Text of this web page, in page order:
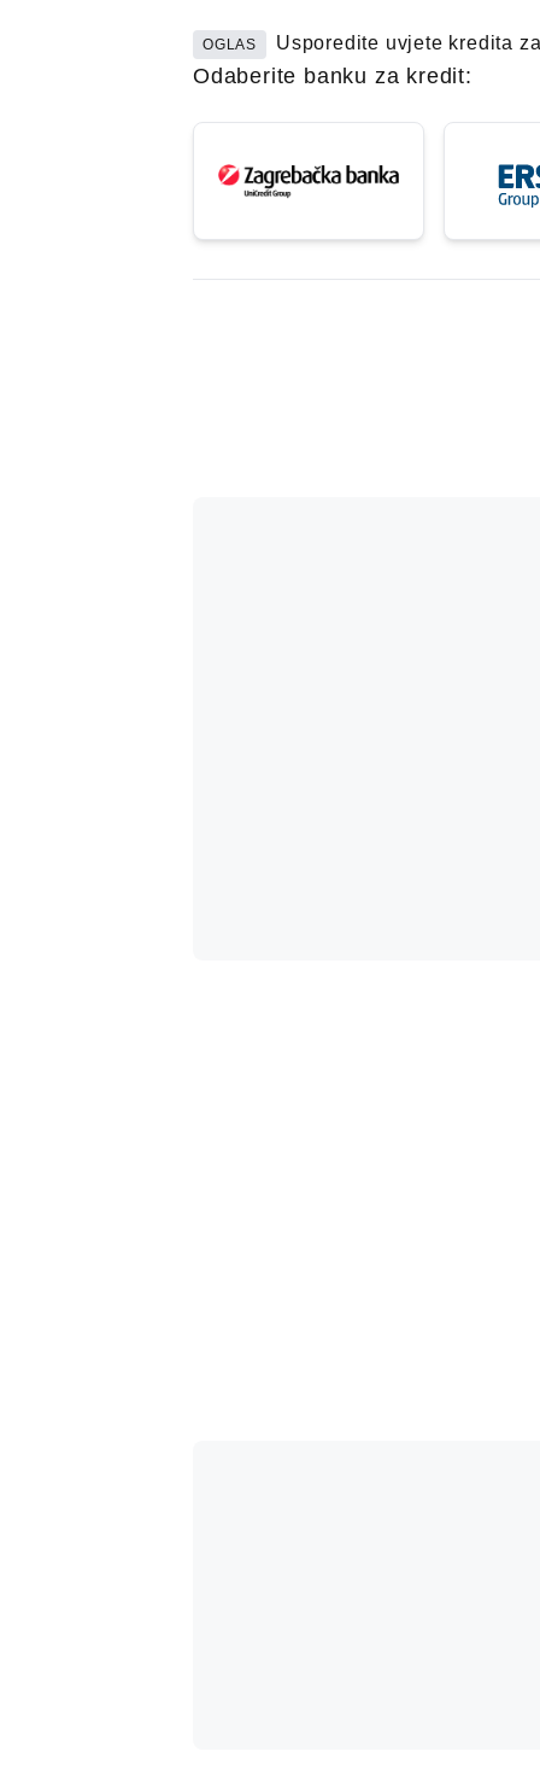
OGLAS Usporedite uvjete kredita
Odaberite banku za kredit: